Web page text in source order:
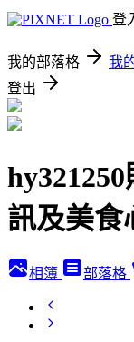
登
我的部落格 我
登出
訊及美食
相簿 部落格